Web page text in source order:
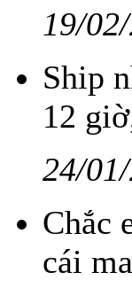
19/
Ship
12
24/
Chắc
cái